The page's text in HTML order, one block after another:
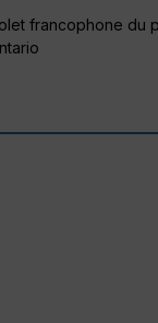
francophone du